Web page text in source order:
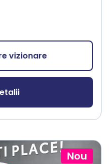
vizionare
Nou